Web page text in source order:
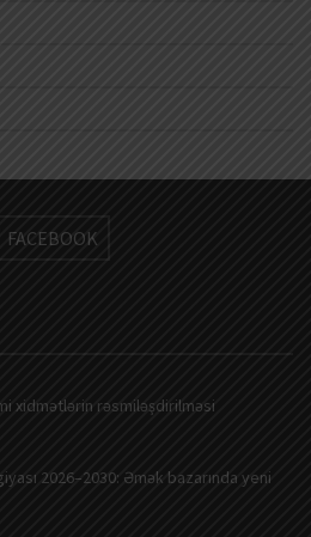
FACEBOOK
xidmətlərin rəsmiləşdirilməsi
2026–2030: Əmək bazarında yeni